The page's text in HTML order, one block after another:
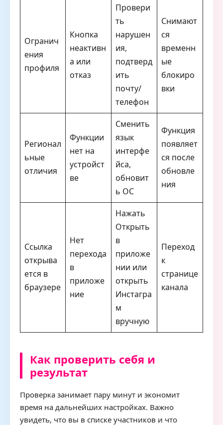
Огранич
ения
профиля
Кнопка
неактивн
а или
отказ
Провери
ть
нарушен
ия,
подтверд
ить
почту/
телефон
Снимают
ся
временн
ые
блокиро
вки
Регионал
ьные
отличия
Функции
нет на
устройст
ве
Сменить
язык
интерфе
йса,
обновит
ь ОС
Функция
появляет
ся после
обновле
ния
Ссылка
открыва
ется в
браузере
Нет
перехода
в
приложе
ние
Нажать
Открыть
в
приложе
нии или
открыть
Инстагра
м
вручную
Переход
к
странице
канала
Как проверить себя и
результат
Проверка занимает пару минут и экономит
время на дальнейших настройках. Важно
увидеть, что вы в списке участников и что